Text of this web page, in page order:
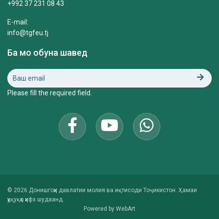
+992 37 231 08 43
E-mail:
info@tgfeu.tj
Ба мо обуна шавед
Please fill the required field.
© 2026 Донишгоҳи давлатии молия ва иқтисоди Тоҷикистон. Ҳамаи
ҳуқуқҳо ҳифз шудаанд.
Powered by WebArt